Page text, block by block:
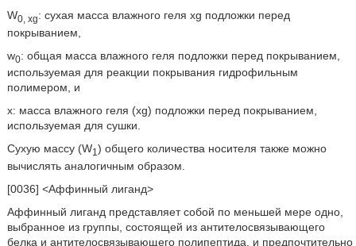
W0, xg: сухая масса влажного геля xg подложки перед
покрыванием,
w0: общая масса влажного геля подложки перед покрыванием,
используемая для реакции покрывания гидрофильным
полимером, и
x: масса влажного геля (xg) подложки перед покрыванием,
используемая для сушки.
Сухую массу (W1 ) общего количества носителя также можно
вычислять аналогичным образом.
[0036] <Аффинный лиганд>
Аффинный лиганд представляет собой по меньшей мере одно,
выбранное из группы, состоящей из антителосвязывающего
белка и антителосвязывающего полипептида, и предпочтительно